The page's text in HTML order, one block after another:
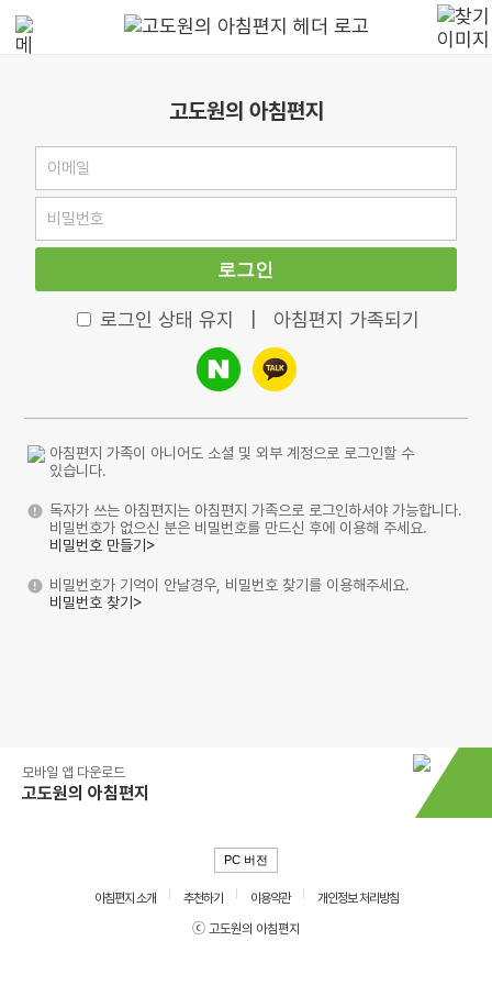
고도원의 아침편지
로그인
로그인 상태 유지 아침편지 가족되기
아침편지 가족이 아니어도 소셜 및 외부 계정으로 로그인할 수
있습니다.
독자가 쓰는 아침편지는 아침편지 가족으로 로그인하셔야 가능합니다.
비밀번호가 없으신 분은 비밀번호를 만드신 후에 이용해 주세요.
비밀번호 만들기>
비밀번호가 기억이 안날경우, 비밀번호 찾기를 이용해주세요.
비밀번호 찾기>
모바일 앱 다운로드
고도원의 아침편지
PC 버전
아침편지 소개 추천하기 이용약관
개인정보 처리방침
ⓒ 고도원의 아침편지